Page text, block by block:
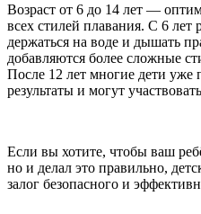
Возраст от 6 до 14 лет —
всех стилей плавания. С 6 лет
держаться на воде и дышать
добавляются более сложные
После 12 лет многие дети уже
результаты и могут
Если вы хотите, чтобы ваш
но и делал это правильно,
залог безопасного и